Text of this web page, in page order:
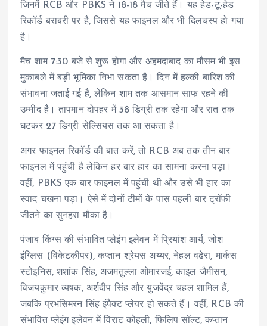
जिनमें RCB और PBKS ने 18-18 मैच जीते हैं। यह हेड-टू-हेड
रिकॉर्ड बराबरी पर है, जिससे यह फाइनल और भी दिलचस्प हो गया
है।
मैच शाम 7:30 बजे से शुरू होगा और अहमदाबाद का मौसम भी इस
मुकाबले में बड़ी भूमिका निभा सकता है। दिन में हल्की बारिश की
संभावना जताई गई है, लेकिन शाम तक आसमान साफ रहने की
उम्मीद है। तापमान दोपहर में 38 डिग्री तक रहेगा और रात तक
घटकर 27 डिग्री सेल्सियस तक आ सकता है।
अगर फाइनल रिकॉर्ड की बात करें, तो RCB अब तक तीन बार
फाइनल में पहुंची है लेकिन हर बार हार का सामना करना पड़ा।
वहीं, PBKS एक बार फाइनल में पहुंची थी और उसे भी हार का
स्वाद चखना पड़ा। ऐसे में दोनों टीमों के पास पहली बार ट्रॉफी
जीतने का सुनहरा मौका है।
पंजाब किंग्स की संभावित प्लेइंग इलेवन में प्रियांश आर्य, जोश
इंग्लिस (विकेटकीपर), कप्तान श्रेयस अय्यर, नेहल वढेरा, मार्कस
स्टोइनिस, शशांक सिंह, अजमतुल्ला ओमारजई, काइल जैमीसन,
विजयकुमार व्यषक, अर्शदीप सिंह और युजवेंद्र चहल शामिल हैं,
जबकि प्रभसिमरन सिंह इंपैक्ट प्लेयर हो सकते हैं। वहीं, RCB की
संभावित प्लेइंग इलेवन में विराट कोहली, फिलिप सॉल्ट, कप्तान